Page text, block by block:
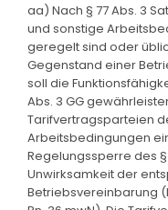
aa) Nach § 77 Abs. 3
und sonstige
geregelt sind oder
Gegenstand einer
soll die
Abs. 3 GG
Tarifvertragsparteien
Arbeitsbedingungen
Regelungssperre des §
Unwirksamkeit der
Betriebsvereinbarung